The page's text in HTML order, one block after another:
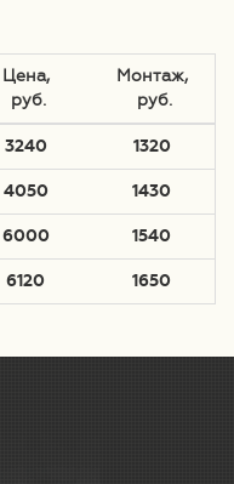
Цена,
руб.
Монтаж,
руб.
3240 1320
4050 1430
6000 1540
6120 1650